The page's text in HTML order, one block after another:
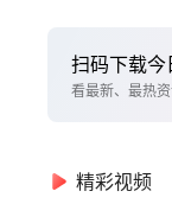
扫码下载今
看最新、最热
精彩视频